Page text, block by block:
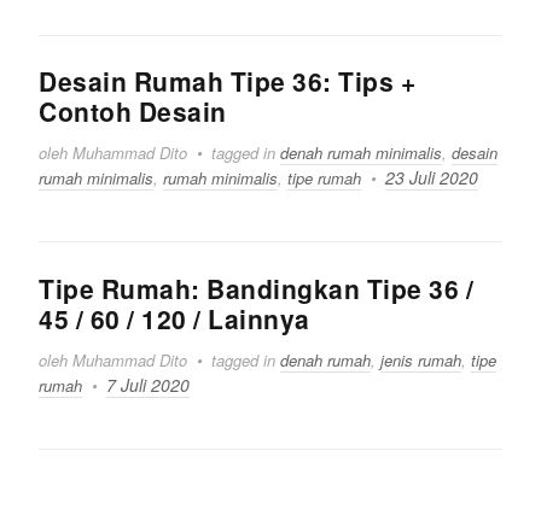
Desain Rumah Tipe 36: Tips +
Contoh Desain
oleh Muhammad Dito tagged in denah rumah minimalis, desain
rumah minimalis, rumah minimalis, tipe rumah 23 Juli 2020
Tipe Rumah: Bandingkan Tipe 36 /
45 / 60 / 120 / Lainnya
oleh Muhammad Dito tagged in denah rumah, jenis rumah, tipe
rumah
7 Juli 2020